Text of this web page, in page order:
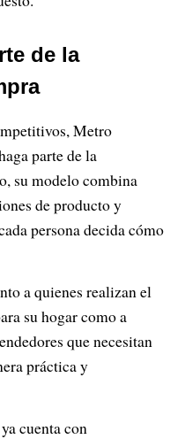
de la
Metro
parte de la
su modelo combina
de producto y
persona decida cómo
a quienes realizan el
su hogar como a
que necesitan
práctica y
cuenta con